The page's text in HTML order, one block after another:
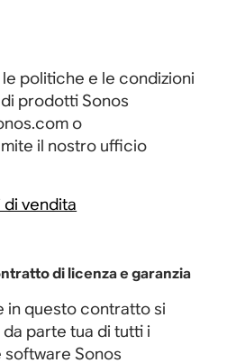
politiche e le condizioni
prodotti Sonos
o
il nostro ufficio
vendita
di licenza e garanzia
in questo contratto si
da parte tua di tutti i
Sonos